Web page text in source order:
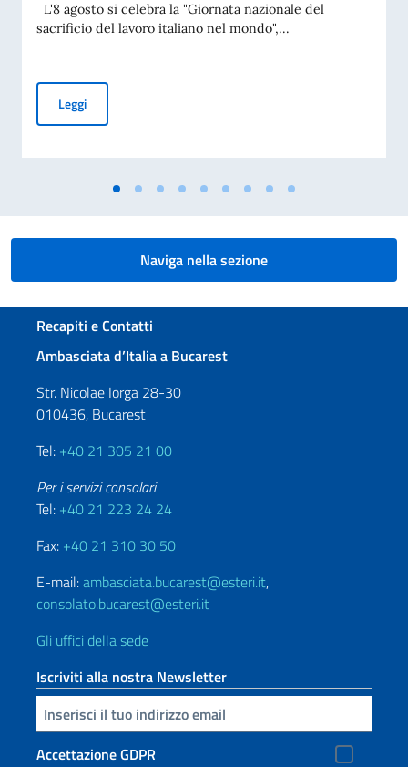
L'8 agosto si celebra la "Giornata nazionale del
sacrificio del lavoro italiano nel mondo",...
LeggiMESSAGGIO DEL VICE PRESIDENTE DEL CONSIGLIO DEI
Naviga nella sezione
Sezione footer
Recapiti e Contatti
Ambasciata d’Italia a Bucarest
Str. Nicolae Iorga 28-30
010436, Bucarest
Tel: +40 21 305 21 00
Per i servizi consolari
Tel: +40 21 223 24 24
Fax: +40 21 310 30 50
E-mail:ambasciata.bucarest@esteri.it,
consolato.bucarest@esteri.it
Gli uffici della sede
Iscriviti alla nostra Newsletter
Inserisci la tua email
Accettazione GDPR